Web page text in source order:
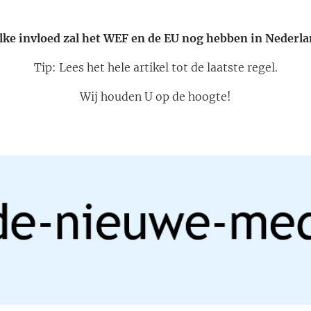
invloed zal het WEF en de EU nog hebben in
Tip: Lees het hele artikel tot de laatste regel.
Wij houden U op de hoogte!